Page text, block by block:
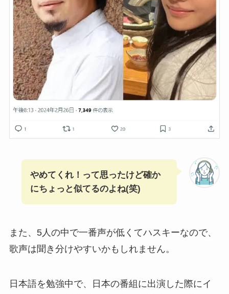
やめてくれ！って思ったけど確か
にちょっと似てるのよね(笑)
また、5人の中で一番声が低くてハスキーなので、
歌声は聞き分けやすいかもしれません。
日本語を勉強中で、日本の番組に出演した際にイ